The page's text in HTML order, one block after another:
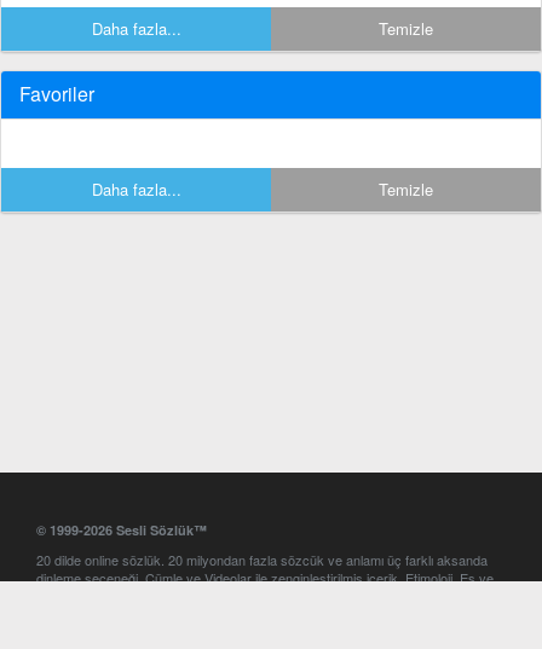
Daha fazla... Temizle
Favoriler
Daha fazla... Temizle
© 1999-2026 Sesli Sözlük™
20 dilde online sözlük. 20 milyondan fazla sözcük ve anlamı üç farklı aksanda
dinleme seçeneği. Cümle ve Videolar ile zenginleştirilmiş içerik. Etimoloji, Eş ve